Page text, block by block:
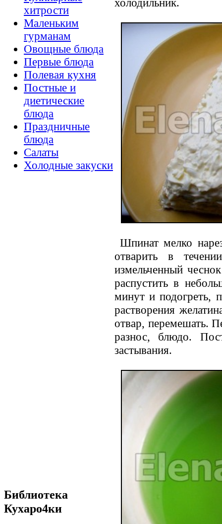
хитрости
Маленьким
гурманам
Овощные блюда
Первые блюда
Полевая кухня
Постные и
диетические
блюда
Праздничные
блюда
Салаты
Холодные закуски
Библиотека
Кухаро4ки
Шпинат мелко
отварить в
измельченный
распустить в
минут и подогреть,
растворения
отвар, перемешать.
разнос, блюдо.
застывания.